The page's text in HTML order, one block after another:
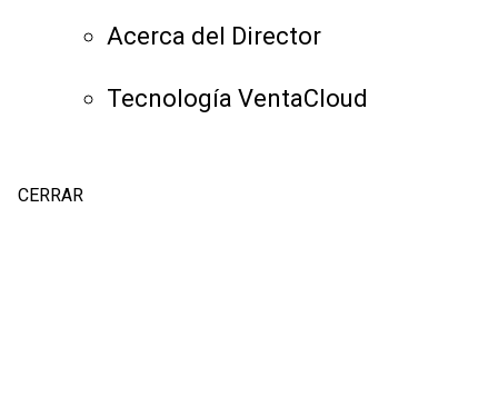
Acerca del Director
Tecnología VentaCloud
CERRAR